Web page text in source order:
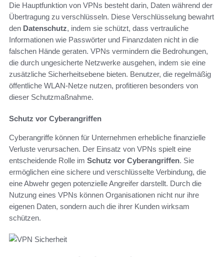
Die Hauptfunktion von VPNs besteht darin, Daten während der
Übertragung zu verschlüsseln. Diese Verschlüsselung bewahrt
den Datenschutz, indem sie schützt, dass vertrauliche
Informationen wie Passwörter und Finanzdaten nicht in die
falschen Hände geraten. VPNs vermindern die Bedrohungen,
die durch ungesicherte Netzwerke ausgehen, indem sie eine
zusätzliche Sicherheitsebene bieten. Benutzer, die regelmäßig
öffentliche WLAN-Netze nutzen, profitieren besonders von
dieser Schutzmaßnahme.
Schutz vor Cyberangriffen
Cyberangriffe können für Unternehmen erhebliche finanzielle
Verluste verursachen. Der Einsatz von VPNs spielt eine
entscheidende Rolle im Schutz vor Cyberangriffen. Sie
ermöglichen eine sichere und verschlüsselte Verbindung, die
eine Abwehr gegen potenzielle Angreifer darstellt. Durch die
Nutzung eines VPNs können Organisationen nicht nur ihre
eigenen Daten, sondern auch die ihrer Kunden wirksam
schützen.